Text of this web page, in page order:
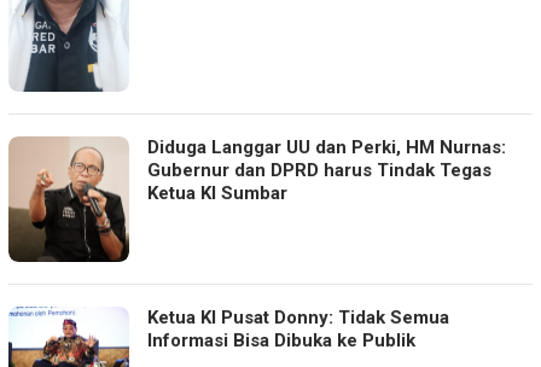
Diduga Langgar UU dan Perki, HM Nurnas:
Gubernur dan DPRD harus Tindak Tegas
Ketua KI Sumbar
Ketua KI Pusat Donny: Tidak Semua
Informasi Bisa Dibuka ke Publik